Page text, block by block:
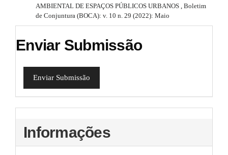
AMBIENTAL DE ESPAÇOS PÚBLICOS URBANOS Boletim
de Conjuntura (BOCA): v. 10 n. 29 (2022): Maio
Enviar Submissão
Enviar Submissão
Informações